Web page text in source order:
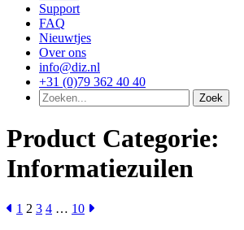
Support
FAQ
Nieuwtjes
Over ons
info@diz.nl
+31 (0)79 362 40 40
Product Categorie:
Informatiezuilen
1 2 3 4 … 10